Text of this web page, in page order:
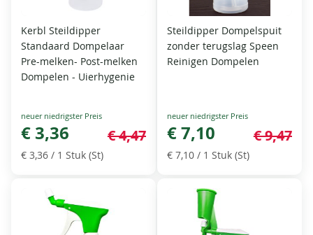
Kerbl Steildipper
Standaard Dompelaar
Pre-melken- Post-melken
Dompelen - Uierhygenie
Special
Price
€ 3,36 € 4,47
€ 3,36 / 1 Stuk (St)
Steildipper Dompelspuit
zonder terugslag Speen
Reinigen Dompelen
Special
Price
€ 7,10 € 9,47
€ 7,10 / 1 Stuk (St)